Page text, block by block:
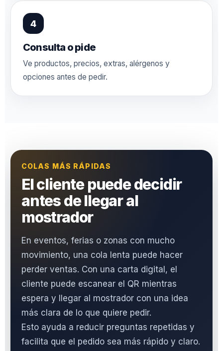
Consulta o pide
Ve productos, precios, extras, alérgenos y
opciones antes de pedir.
COLAS MÁS RÁPIDAS
El cliente puede decidir
antes de llegar al
mostrador
En eventos, ferias o zonas con mucho
movimiento, una cola lenta puede hacer
perder ventas. Con una carta digital, el
cliente puede escanear el QR mientras
espera y llegar al mostrador con una idea
más clara de lo que quiere pedir.
Esto ayuda a reducir preguntas repetidas y
facilita que el pedido sea más rápido y claro.